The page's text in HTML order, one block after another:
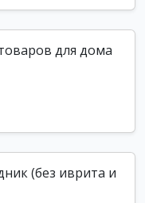
для дома
(без иврита и